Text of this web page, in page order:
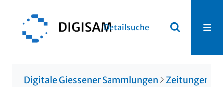
Detailsuche
Digitale Giessener Sammlungen Zeitungen